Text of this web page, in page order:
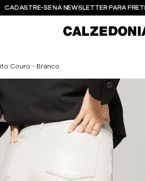
CADASTRE-SE NA NEWSLETTER PARA
Couro - Branco